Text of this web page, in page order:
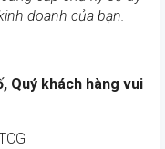
doanh của bạn.
Quý khách hàng vui